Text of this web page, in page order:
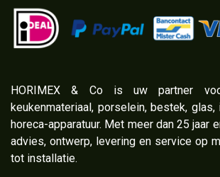
​HORIMEX & Co is uw partner
keukenmateriaal, porselein, bestek, glas,
horeca-apparatuur. Met meer dan 25 jaar
advies, ontwerp, levering en service op
tot installatie.